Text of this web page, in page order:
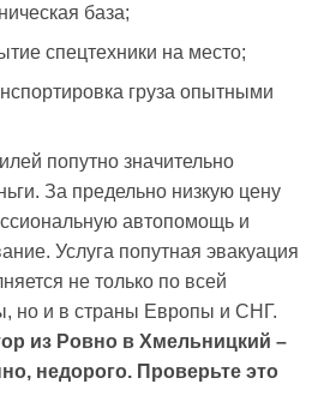
база;
спецтехники на место;
груза опытными
попутно значительно
За предельно низкую цену
автопомощь и
Услуга попутная эвакуация
не только по всей
но и в страны Европы и СНГ.
из Ровно в Хмельницкий –
недорого. Проверьте это